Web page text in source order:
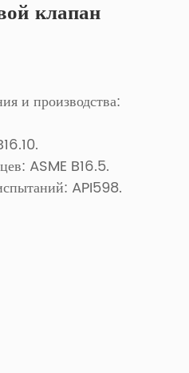
клапан
и производства:
ASME B16.5.
API598.